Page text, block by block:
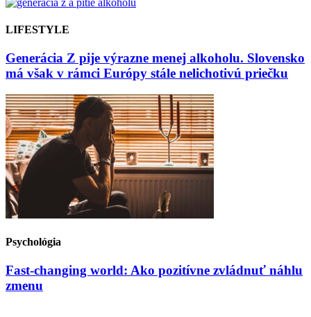
LIFESTYLE
Generácia Z pije výrazne menej alkoholu. Slovensko
má však v rámci Európy stále nelichotivú priečku
Psychológia
Fast-changing world: Ako pozitívne zvládnuť náhlu
zmenu